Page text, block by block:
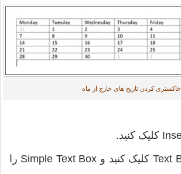
خاکستری کردن تاریخ های خارج از ماه
12. روی نماد Text Box کلیک کنید و Simple Text Box را